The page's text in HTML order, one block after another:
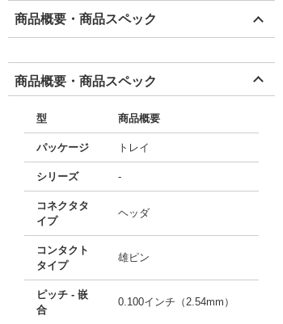
商品概要・商品スペック
商品概要・商品スペック
型 商品概要
パッケージ トレイ
シリーズ -
コネクタタ
イプ
ヘッダ
コンタクト
タイプ
雄ピン
ピッチ - 嵌
合
0.100インチ（2.54mm）